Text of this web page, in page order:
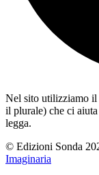
Nel sito utilizziamo il
il plurale) che ci
legga.
© Edizioni Sonda
Imaginaria